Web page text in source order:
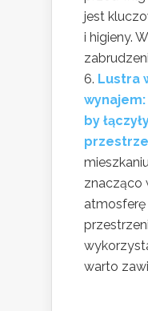
jest
i higieny.
Lustra
by
znacząco
warto